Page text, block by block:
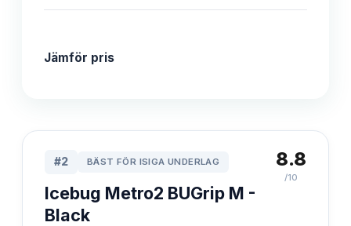
Jämför pris
#2 BÄST FÖR ISIGA UNDERLAG
Icebug Metro2 BUGrip M -
Black
8.8
/10